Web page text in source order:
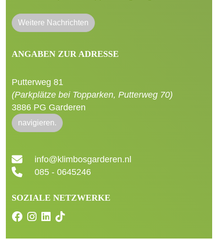
Weitere Nachrichten
ANGABEN ZUR ADRESSE
Putterweg 81
(Parkplätze bei Topparken, Putterweg 70)
3886 PG Garderen
navigieren.
info@klimbosgarderen.nl
085 - 0645246
SOZIALE NETZWERKE